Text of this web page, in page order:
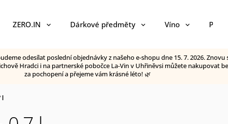
ZERO.IN Dárkové předměty Víno Pivo
odesílat poslední objednávky z našeho e‑shopu dne 15. 7. 2026. Znovu
Hradci i na partnerské pobočce La‑Vin v Uhřiněvsi můžete nakupovat
za pochopení a přejeme vám krásné léto! 🌿
l